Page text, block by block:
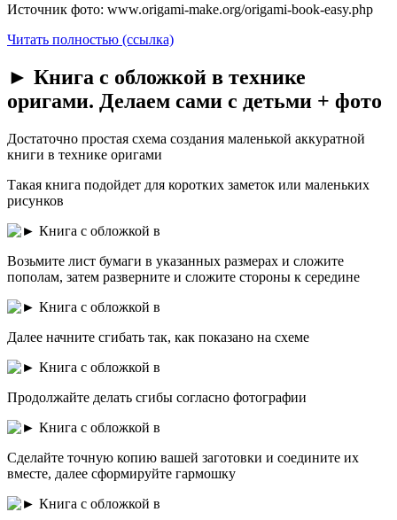
Источник фото: www.origami-make.org/origami-book-easy.php
Читать полностью (ссылка)
► Книга с обложкой в технике
оригами. Делаем сами с детьми + фото
Достаточно простая схема создания маленькой аккуратной
книги в технике оригами
Такая книга подойдет для коротких заметок или маленьких
рисунков
Возьмите лист бумаги в указанных размерах и сложите
пополам, затем разверните и сложите стороны к середине
Далее начните сгибать так, как показано на схеме
Продолжайте делать сгибы согласно фотографии
Сделайте точную копию вашей заготовки и соедините их
вместе, далее сформируйте гармошку